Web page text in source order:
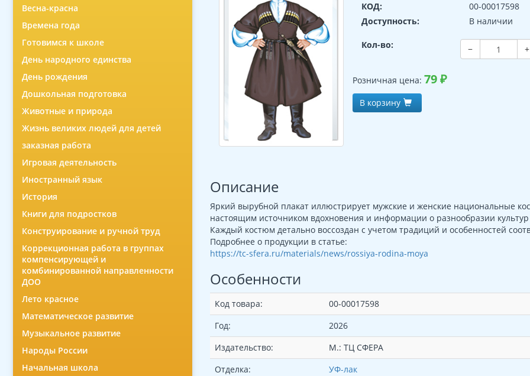
Весна-красна
Времена года
Готовимся к школе
День народного единства
День рождения
Дошкольная подготовка
Животные и природа
Жизнь великих людей для детей
заказная работа
Игровая деятельность
Иностранный язык
История
Книги для подростков
Конструирование и ручной труд
Коррекционная работа в группах
компенсирующей и
комбинированной направленности
ДОО
Лето красное
Математическое развитие
Музыкальное развитие
Народы России
Начальная школа
КОД:
00-00017598
Доступность:
В наличии
Кол-во: − +
Розничная цена:79₽
В корзину
Описание
Яркий вырубной плакат иллюстрирует мужские и женские национальные
настоящим источником вдохновения и информации о разнообразии
Каждый костюм детально воссоздан с учетом традиций и особенностей
Подробнее о продукции в статье:
https://tc-sfera.ru/materials/news/rossiya-rodina-moya
Особенности
Код товара:
00-00017598
Год:
2026
Издательство:
М.: ТЦ СФЕРА
Отделка:
УФ-лак